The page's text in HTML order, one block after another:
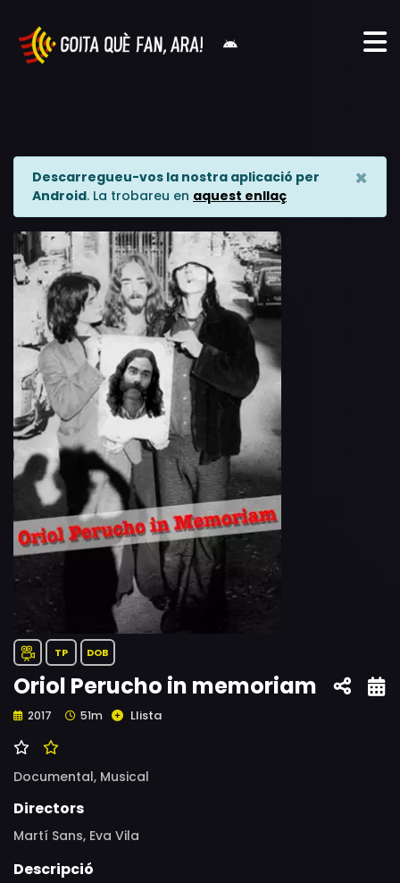
Descarregueu-vos la nostra aplicació per
Android. La trobareu en aquest enllaç
×
TP DOB
Oriol Perucho in memoriam
2017 51m Llista
Documental, Musical
Directors
Martí Sans, Eva Vila
Descripció